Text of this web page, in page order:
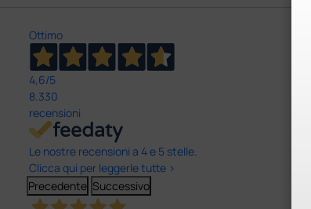
Ottimo
4,6/5
8.330
recensioni
Le nostre recensioni a 4 e 5 stelle.
Clicca qui per leggerle tutte >
Precedente Successivo